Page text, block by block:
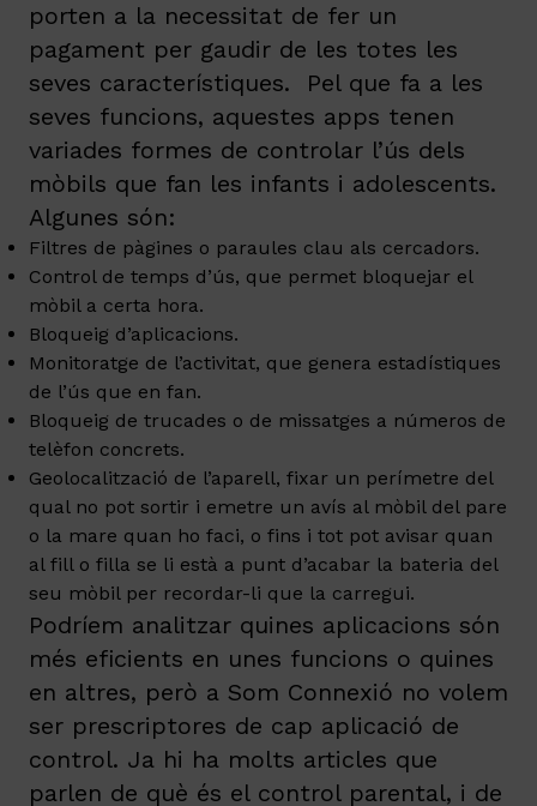
porten a la necessitat de fer un
pagament per gaudir de les totes les
seves característiques. Pel que fa a les
seves funcions, aquestes apps tenen
variades formes de controlar l’ús dels
mòbils que fan les infants i adolescents.
Algunes són:
Filtres de pàgines o paraules clau als cercadors.
Control de temps d’ús, que permet bloquejar el
mòbil a certa hora.
Bloqueig d’aplicacions.
Monitoratge de l’activitat, que genera estadístiques
de l’ús que en fan.
Bloqueig de trucades o de missatges a números de
telèfon concrets.
Geolocalització de l’aparell, fixar un perímetre del
qual no pot sortir i emetre un avís al mòbil del pare
o la mare quan ho faci, o fins i tot pot avisar quan
al fill o filla se li està a punt d’acabar la bateria del
seu mòbil per recordar-li que la carregui.
Podríem analitzar quines aplicacions són
més eficients en unes funcions o quines
en altres, però a Som Connexió no volem
ser prescriptores de cap aplicació de
control. Ja hi ha molts articles que
parlen de què és el control parental, i de